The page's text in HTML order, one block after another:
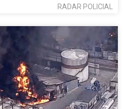
RADAR POLICIAL